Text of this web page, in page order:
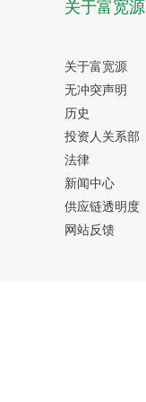
关于富宽源
关于富宽源
无冲突声明
历史
投资人关系部
法律
新闻中心
供应链透明度
网站反馈